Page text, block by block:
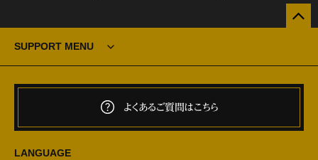
SUPPORT MENU
よくあるご質問はこちら
LANGUAGE